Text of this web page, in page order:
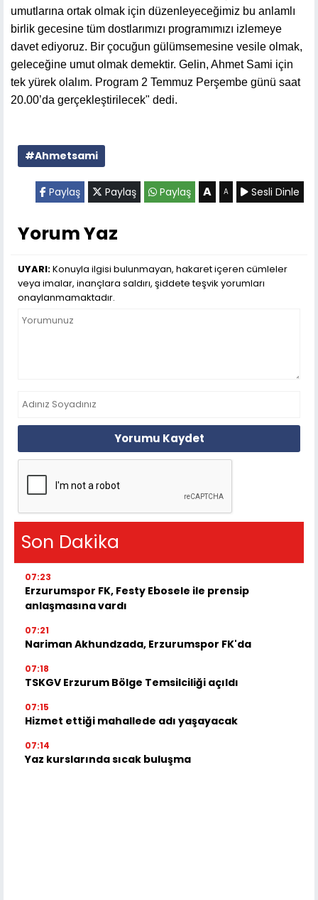
umutlarına ortak olmak için düzenleyeceğimiz bu anlamlı
birlik gecesine tüm dostlarımızı programımızı izlemeye
davet ediyoruz. Bir çocuğun gülümsemesine vesile olmak,
geleceğine umut olmak demektir. Gelin, Ahmet Sami için
tek yürek olalım. Program 2 Temmuz Perşembe günü saat
20.00’da gerçekleştirilecek" dedi.
#Ahmetsami
Paylaş Paylaş Paylaş A A Sesli Dinle
Yorum Yaz
UYARI:Konuyla ilgisi bulunmayan, hakaret içeren cümleler
veya imalar, inançlara saldırı, şiddete teşvik yorumları
onaylanmamaktadır.
Yorumu Kaydet
Son Dakika
07:23
Erzurumspor FK, Festy Ebosele ile prensip
anlaşmasına vardı
07:21
Nariman Akhundzada, Erzurumspor FK'da
07:18
TSKGV Erzurum Bölge Temsilciliği açıldı
07:15
Hizmet ettiği mahallede adı yaşayacak
07:14
Yaz kurslarında sıcak buluşma